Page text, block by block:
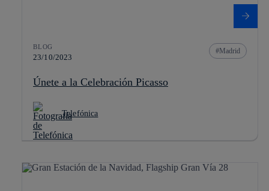
BLOG
23/10/2023
Madrid
Únete a la Celebración Picasso
Telefónica